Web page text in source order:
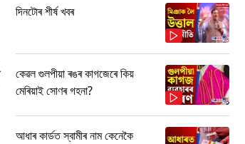
দিনটোৰ শীৰ্ষ খবৰ
কেৱল গুলপীয়া ৰঙৰ কাগজেৰে কিয়
মেৰিয়াই সোণৰ গহনা?
আধাৰ কাৰ্ডত স্বামীৰ নাম কেনেকৈ